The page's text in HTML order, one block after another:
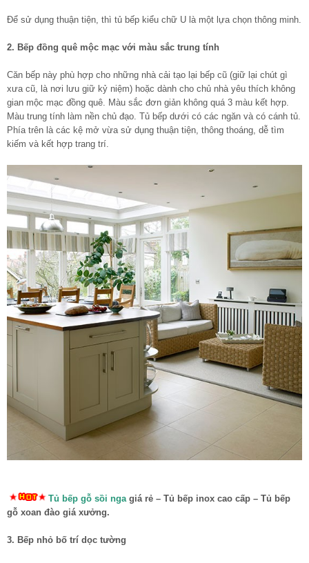
Để sử dụng thuận tiện, thì tủ bếp kiểu chữ U là một lựa chọn thông minh.
2. Bếp đồng quê mộc mạc với màu sắc trung tính
Căn bếp này phù hợp cho những nhà cải tạo lại bếp cũ (giữ lại chút gì
xưa cũ, là nơi lưu giữ kỷ niệm) hoặc dành cho chủ nhà yêu thích không
gian mộc mạc đồng quê. Màu sắc đơn giản không quá 3 màu kết hợp.
Màu trung tính làm nền chủ đạo. Tủ bếp dưới có các ngăn và có cánh tủ.
Phía trên là các kệ mở vừa sử dụng thuận tiện, thông thoáng, dễ tìm
kiếm và kết hợp trang trí.
Tủ bếp gỗ sồi nga giá rẻ – Tủ bếp inox cao cấp – Tủ bếp
gỗ xoan đào giá xưởng.
3. Bếp nhỏ bố trí dọc tường